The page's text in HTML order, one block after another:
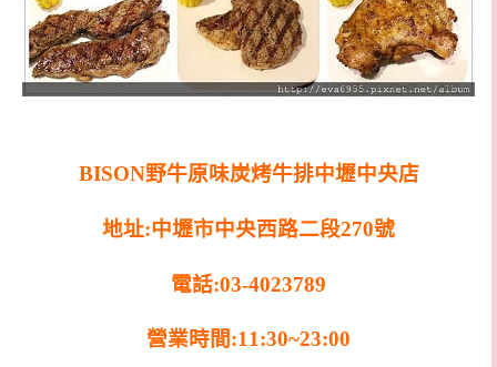
BISON野牛原味炭烤牛排中壢中央店
地址:中壢市中央西路二段270號
電話:03-4023789
營業時間:11:30~23:00